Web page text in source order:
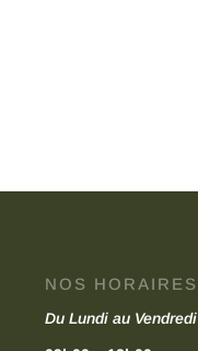
NOS HORAIRES
Du Lundi au Vendredi